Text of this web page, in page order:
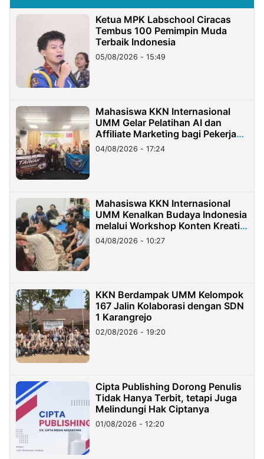
Ketua MPK Labschool Ciracas
Tembus 100 Pemimpin Muda
Terbaik Indonesia
05/08/2026 - 15:49
Mahasiswa KKN Internasional
UMM Gelar Pelatihan AI dan
Affiliate Marketing bagi Pekerja
Migran Indonesia di Taiwan
04/08/2026 - 17:24
Mahasiswa KKN Internasional
UMM Kenalkan Budaya Indonesia
melalui Workshop Konten Kreatif
di Taiwan
04/08/2026 - 10:27
KKN Berdampak UMM Kelompok
167 Jalin Kolaborasi dengan SDN
1 Karangrejo
02/08/2026 - 19:20
Cipta Publishing Dorong Penulis
Tidak Hanya Terbit, tetapi Juga
Melindungi Hak Ciptanya
01/08/2026 - 12:20